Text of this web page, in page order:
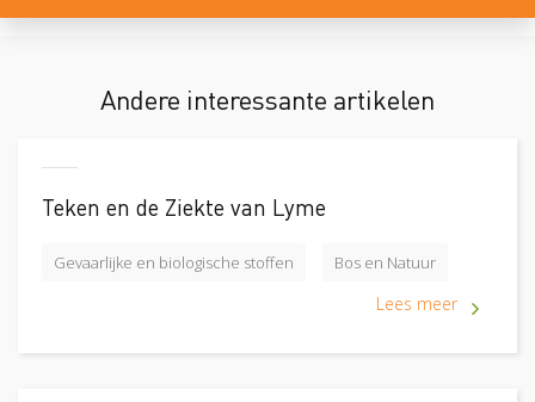
Andere interessante artikelen
Teken en de Ziekte van Lyme
Gevaarlijke en biologische stoffen Bos en Natuur
Lees meer